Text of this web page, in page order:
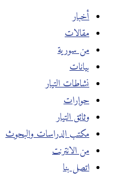
أخبار
مقالات
من سورية
بيانات
نشاطات التيار
حوارات
وثائق التيار
مكتب الدراسات والبحوث
من الانترنت
اتصل بنا